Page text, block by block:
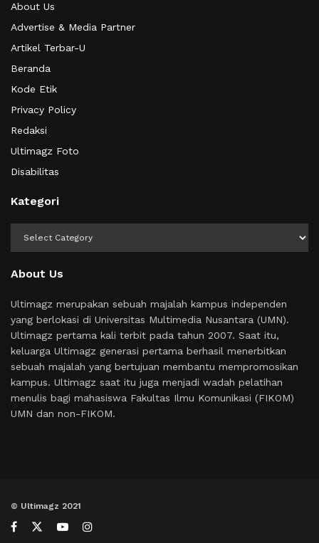
About Us
Advertise & Media Partner
Artikel Terbar-U
Beranda
Kode Etik
Privacy Policy
Redaksi
Ultimagz Foto
Disabilitas
Kategori
About Us
Ultimagz merupakan sebuah majalah kampus independen
yang berlokasi di Universitas Multimedia Nusantara (UMN).
Ultimagz pertama kali terbit pada tahun 2007. Saat itu,
keluarga Ultimagz generasi pertama berhasil menerbitkan
sebuah majalah yang bertujuan membantu mempromosikan
kampus. Ultimagz saat itu juga menjadi wadah pelatihan
menulis bagi mahasiswa Fakultas Ilmu Komunikasi (FIKOM)
UMN dan non-FIKOM.
© Ultimagz 2021